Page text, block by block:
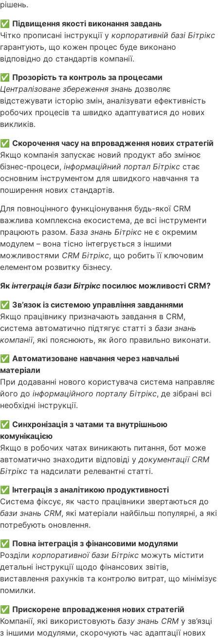
рішень.
✅ Підвищення якості виконання завдань
Чітко прописані інструкції у корпоративній базі Бітрікс
гарантують, що кожен процес буде виконано
відповідно до стандартів компанії.
✅ Прозорість та контроль за процесами
Централізоване збереження знань дозволяє
відстежувати історію змін, аналізувати ефективність
робочих процесів та швидко адаптуватися до нових
викликів.
✅ Скорочення часу на впровадження нових стратегій
Якщо компанія запускає новий продукт або змінює
бізнес-процеси, інформаційний портал Бітрікс стає
основним інструментом для швидкого навчання та
поширення нових стандартів.
Для повноцінного функціонування будь-якої CRM
важлива комплексна екосистема, де всі інструменти
працюють разом. База знань Бітрікс не є окремим
модулем – вона тісно інтегрується з іншими
можливостями CRM Бітрікс, що робить її ключовим
елементом розвитку бізнесу.
Як інтеграція бази Бітрікс посилює можливості CRM?
✅ Зв’язок із системою управління завданнями
Якщо працівнику призначають завдання в CRM,
система автоматично підтягує статті з бази знань
компанії, які пояснюють, як його правильно виконати.
✅ Автоматизоване навчання через навчальні
матеріали
При додаванні нового користувача система направляє
його до інформаційного порталу Бітрікс, де зібрані всі
необхідні інструкції.
✅ Синхронізація з чатами та внутрішньою
комунікацією
Якщо в робочих чатах виникають питання, бот може
автоматично знаходити відповіді у документації CRM
Бітрікс та надсилати релевантні статті.
✅ Інтеграція з аналітикою продуктивності
Система фіксує, як часто працівники звертаються до
бази знань CRM, які матеріали найбільш популярні, а які
потребують оновлення.
✅ Повна інтеграція з фінансовими модулями
Розділи корпоративної бази Бітрікс можуть містити
детальні інструкції щодо фінансових звітів,
виставлення рахунків та контролю витрат, що мінімізує
помилки.
✅ Прискорене впровадження нових стратегій
Компанії, які використовують базу знань CRM у зв’язці
з іншими модулями, скорочують час адаптації нових